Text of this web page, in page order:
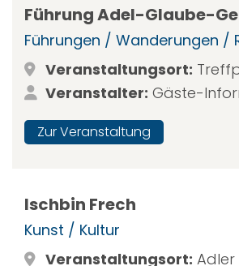
Führung Adel-Glaube-
Führungen / Wanderungen /
Veranstaltungsort:
Veranstalter: Gäste-
Zur Veranstaltung
Ischbin Frech
Kunst / Kultur
Veranstaltungsort: